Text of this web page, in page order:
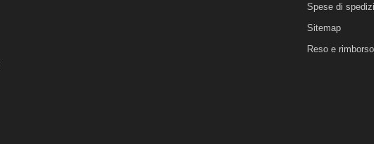
Spese di
Sitemap
Reso e rimborso